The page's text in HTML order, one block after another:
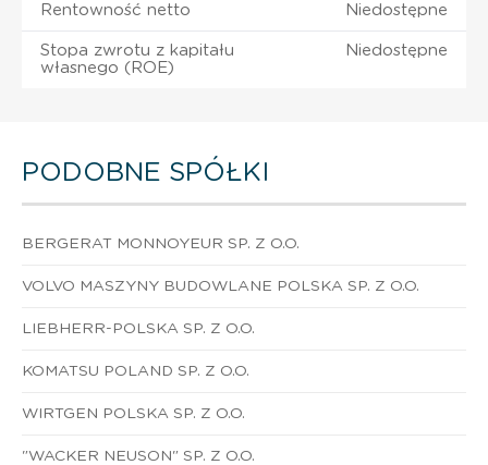
Rentowność netto Niedostępne
Stopa zwrotu z kapitału
własnego (ROE)
Niedostępne
PODOBNE SPÓŁKI
BERGERAT MONNOYEUR SP. Z O.O.
VOLVO MASZYNY BUDOWLANE POLSKA SP. Z O.O.
LIEBHERR-POLSKA SP. Z O.O.
KOMATSU POLAND SP. Z O.O.
WIRTGEN POLSKA SP. Z O.O.
"WACKER NEUSON" SP. Z O.O.